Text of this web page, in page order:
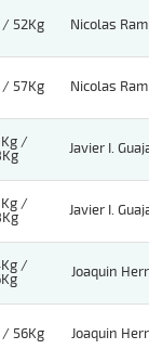
/ 52Kg Nicolas
/ 57Kg Nicolas
/
Javier I.
/
Javier I.
/
Joaquin
/ 56Kg Joaquin